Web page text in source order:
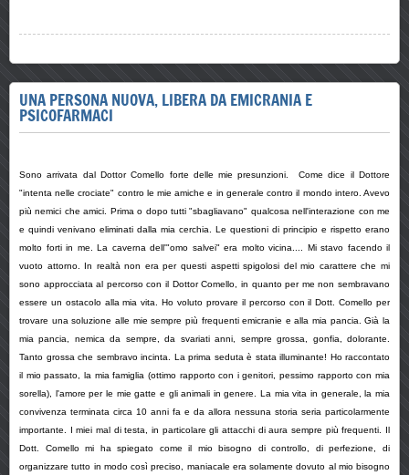
UNA PERSONA NUOVA, LIBERA DA EMICRANIA E
PSICOFARMACI
Sono arrivata dal Dottor Comello forte delle mie presunzioni. Come dice il Dottore
"intenta nelle crociate" contro le mie amiche e in generale contro il mondo intero. Avevo
più nemici che amici. Prima o dopo tutti "sbagliavano" qualcosa nell'interazione con me
e quindi venivano eliminati dalla mia cerchia. Le questioni di principio e rispetto erano
molto forti in me. La caverna dell'"omo salvei" era molto vicina.... Mi stavo facendo il
vuoto attorno. In realtà non era per questi aspetti spigolosi del mio carattere che mi
sono approcciata al percorso con il Dottor Comello, in quanto per me non sembravano
essere un ostacolo alla mia vita. Ho voluto provare il percorso con il Dott. Comello per
trovare una soluzione alle mie sempre più frequenti emicranie e alla mia pancia. Già la
mia pancia, nemica da sempre, da svariati anni, sempre grossa, gonfia, dolorante.
Tanto grossa che sembravo incinta. La prima seduta è stata illuminante! Ho raccontato
il mio passato, la mia famiglia (ottimo rapporto con i genitori, pessimo rapporto con mia
sorella), l'amore per le mie gatte e gli animali in genere. La mia vita in generale, la mia
convivenza terminata circa 10 anni fa e da allora nessuna storia seria particolarmente
importante. I miei mal di testa, in particolare gli attacchi di aura sempre più frequenti. Il
Dott. Comello mi ha spiegato come il mio bisogno di controllo, di perfezione, di
organizzare tutto in modo così preciso, maniacale era solamente dovuto al mio bisogno